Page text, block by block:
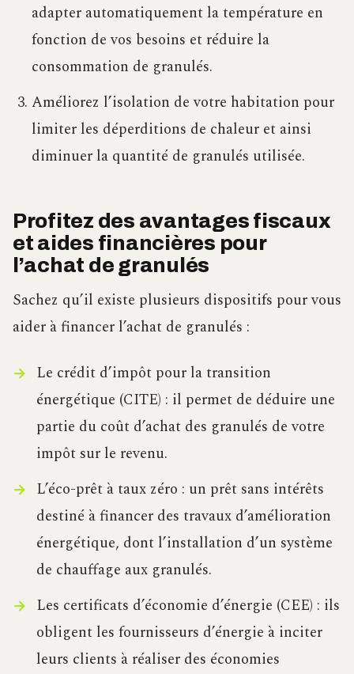
adapter automatiquement la température en
fonction de vos besoins et réduire la
consommation de granulés.
Améliorez l’isolation de votre habitation pour
limiter les déperditions de chaleur et ainsi
diminuer la quantité de granulés utilisée.
Profitez des avantages fiscaux
et aides financières pour
l’achat de granulés
Sachez qu’il existe plusieurs dispositifs pour vous
aider à financer l’achat de granulés :
Le crédit d’impôt pour la transition
énergétique (CITE) : il permet de déduire une
partie du coût d’achat des granulés de votre
impôt sur le revenu.
L’éco-prêt à taux zéro : un prêt sans intérêts
destiné à financer des travaux d’amélioration
énergétique, dont l’installation d’un système
de chauffage aux granulés.
Les certificats d’économie d’énergie (CEE) : ils
obligent les fournisseurs d’énergie à inciter
leurs clients à réaliser des économies